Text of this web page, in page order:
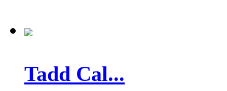
Tadd Cal...